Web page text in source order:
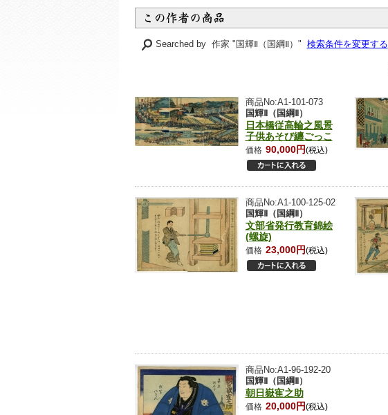
Searched by 作家 "国輝Ⅱ（国綱Ⅱ）" 検索条件を変更する
商品No:A1-101-073
国輝Ⅱ（国綱Ⅱ）
日本橋従高輪之風景
子供あそび纏ごっこ
価格 90,000円(税込)
商品No:A1-100-125-02
国輝Ⅱ（国綱Ⅱ）
文部省発行教育錦絵
(螺旋)
価格 23,000円(税込)
商品No:A1-96-192-20
国輝Ⅱ（国綱Ⅱ）
朝日嶽寉之助
価格 20,000円(税込)